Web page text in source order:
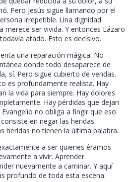
Pero Jesús sigue llamando por el
irrepetible. Una dignidad
merece ser vivida. Y entonces Lázaro
atado. Esto es decisivo.
una reparación mágica. No
donde todo desaparece de
sí. Pero sigue cubierto de vendas.
es profundamente realista. Hay
la vida para siempre. Hay dolores
Hay pérdidas que dejan
no obliga a fingir que eso
en negar las heridas.
heridas no tienen la última palabra.
a ser quienes éramos
a vivir. Aprender
nuevamente a caminar. Y aquí
profundo de toda esta escena.